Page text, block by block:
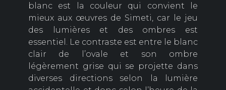
blanc est la couleur qui convient le
mieux aux œuvres de Simeti, car le jeu
des lumières et des ombres est
essentiel. Le contraste est entre le blanc
clair de l’ovale et son ombre
légèrement grise qui se projette dans
diverses directions selon la lumière